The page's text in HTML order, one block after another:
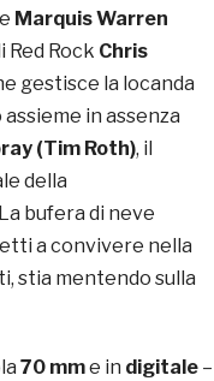
Marquis Warren
Red Rock Chris
gestisce la locanda
in assenza
(Tim Roth), il
della
bufera di neve
a convivere nella
stia mentendo sulla
70 mme in digitale –